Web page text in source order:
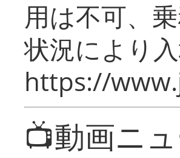
用は不可、
状況により
https://
📺動画ニ